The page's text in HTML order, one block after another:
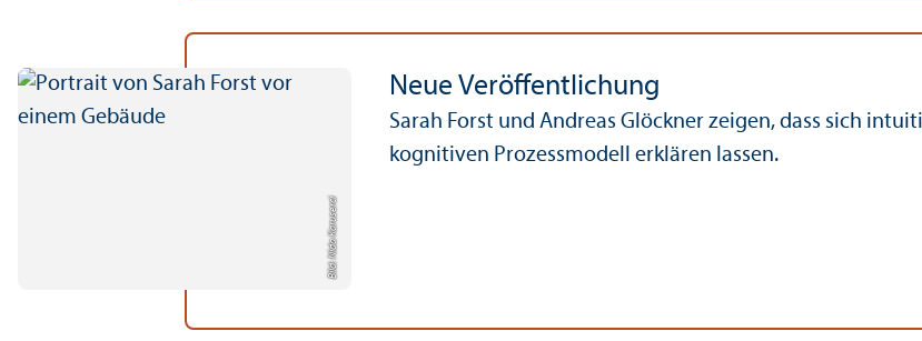
Bild: Nida Karuserci
Neue Veröffentlichung
Sarah Forst und Andreas Glöckner zeigen, dass sich
kognitiven Prozess­modell erklären lassen.